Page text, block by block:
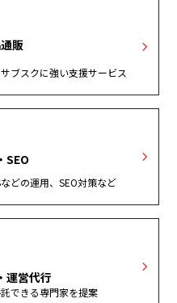
販
ブスクに強い支援サービス
SEO
どの運用、SEO対策など
運営代行
できる専門家を提案